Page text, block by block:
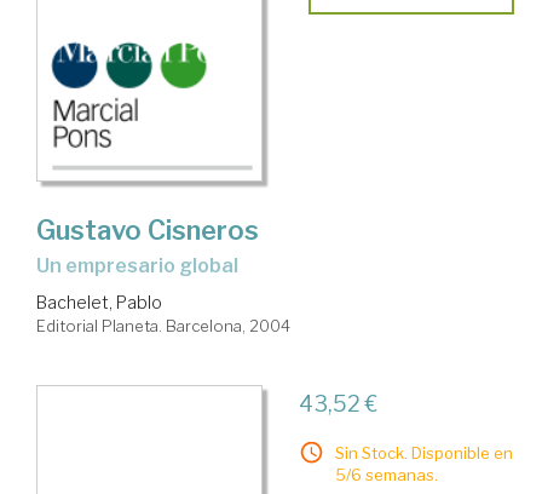
Gustavo Cisneros
un empresario global
Bachelet, Pablo
Editorial Planeta. Barcelona, 2004
43,52 €
Sin Stock. Disponible en
5/6 semanas.